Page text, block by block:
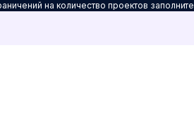
на количество проектов заполните